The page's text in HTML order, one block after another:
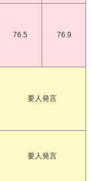
76.5 76.9
要人発言
要人発言